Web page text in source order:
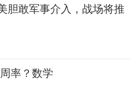
胆敢军事介入，战场将推
率？数学